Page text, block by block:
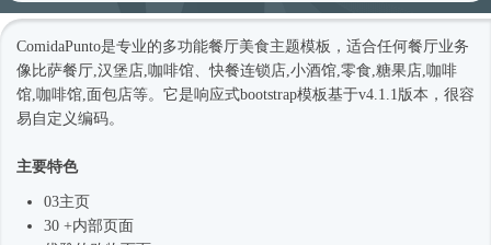
ComidaPunto是专业的多功能餐厅美食主题模板，适合任何餐厅业务
像比萨餐厅,汉堡店,咖啡馆、快餐连锁店,小酒馆,零食,糖果店,咖啡
馆,咖啡馆,面包店等。它是响应式bootstrap模板基于v4.1.1版本，很容
易自定义编码。
主要特色
03主页
30 +内部页面